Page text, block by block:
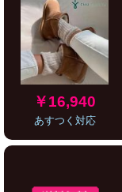
￥16,940
あすつく対応